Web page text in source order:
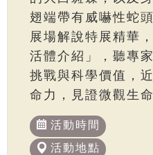
翅端帶有威嚇性蛇
展場解說特展精華
活體介紹」，聽專
挑戰與科學價值，
命力，見證微觀生
活動時間
活動地點